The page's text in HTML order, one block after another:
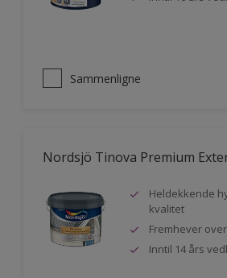
Sammenligne
Nordsjö Tinova Premium
Heldekkende
kvalitet
Fremhever
Inntil 14 års